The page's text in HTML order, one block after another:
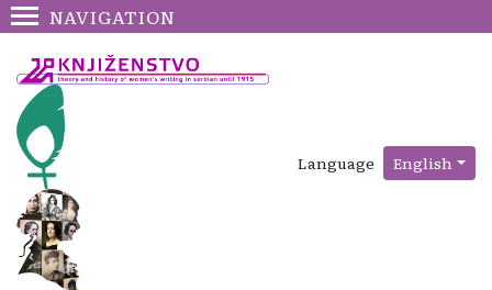
NAVIGATION
Language English